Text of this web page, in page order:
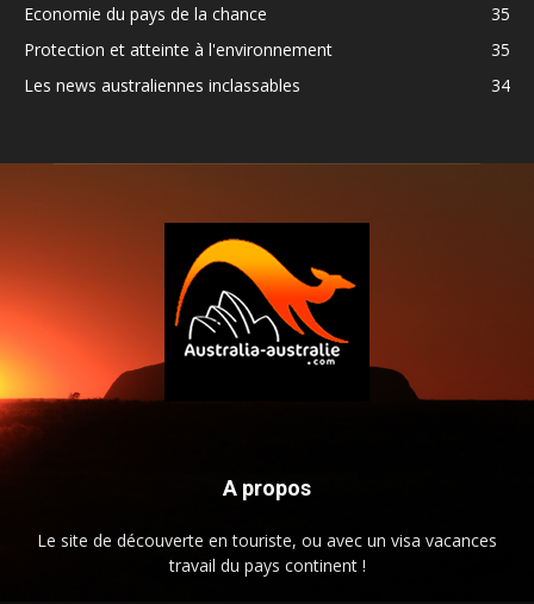
Economie du pays de la chance
35
Protection et atteinte à l'environnement
35
Les news australiennes inclassables
34
A propos
Le site de découverte en touriste, ou avec un visa vacances
travail du pays continent !